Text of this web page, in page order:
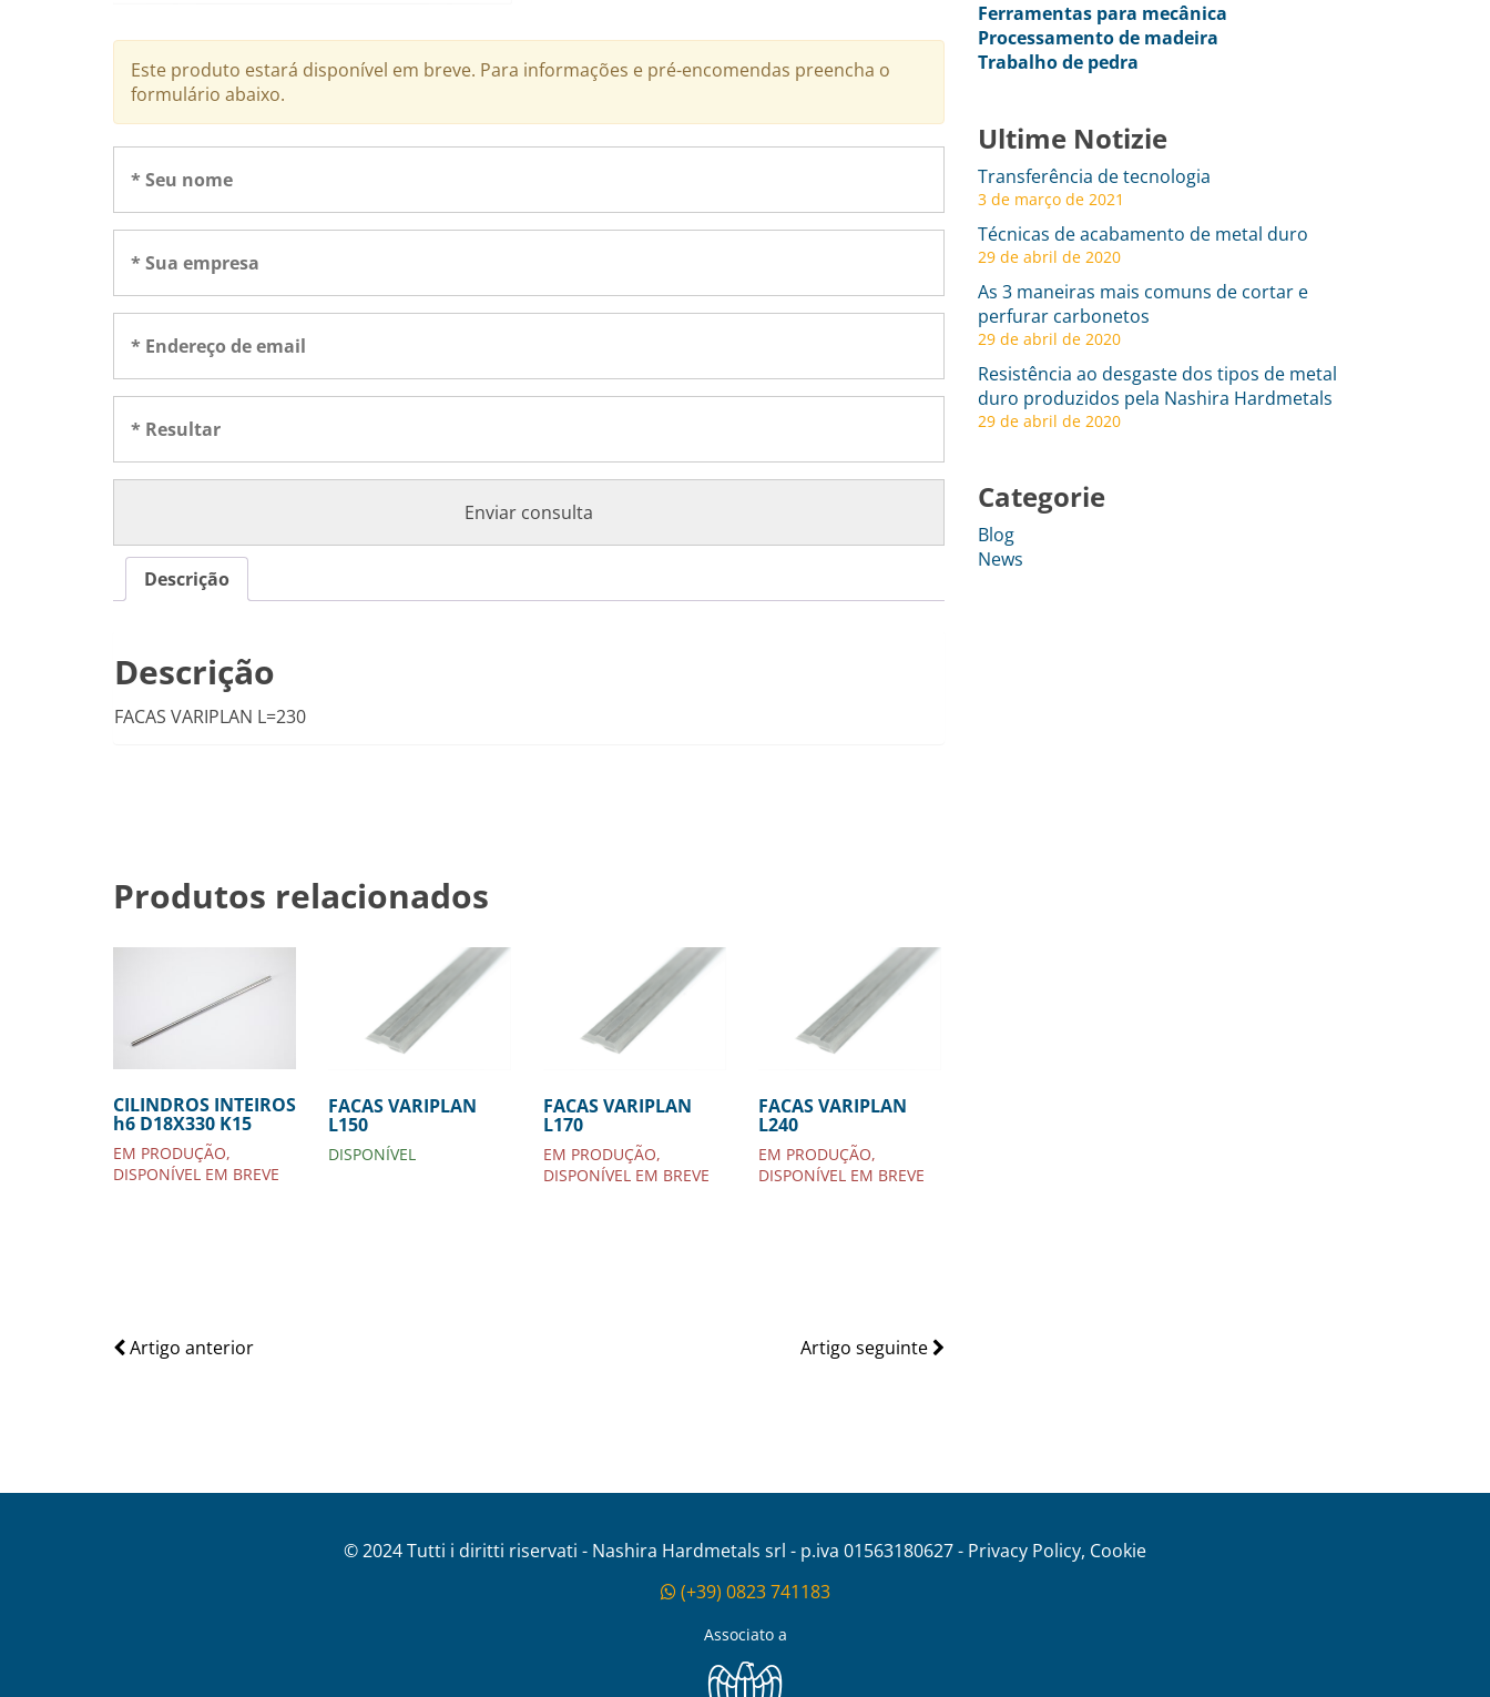
Este produto estará disponível em breve. Para informações e pré-encomendas preencha o
formulário abaixo.
Descrição
Descrição
FACAS VARIPLAN L=230
Produtos relacionados
CILINDROS INTEIROS
h6 D18X330 K15
EM PRODUÇÃO,
DISPONÍVEL EM BREVE
FACAS VARIPLAN
L150
DISPONÍVEL
FACAS VARIPLAN
L170
EM PRODUÇÃO,
DISPONÍVEL EM BREVE
FACAS VARIPLAN
L240
EM PRODUÇÃO,
DISPONÍVEL EM BREVE
Artigo anterior Artigo seguinte
Ferramentas para mecânica
Processamento de madeira
Trabalho de pedra
Ultime Notizie
Transferência de tecnologia
3 de março de 2021
Técnicas de acabamento de metal duro
29 de abril de 2020
As 3 maneiras mais comuns de cortar e
perfurar carbonetos
29 de abril de 2020
Resistência ao desgaste dos tipos de metal
duro produzidos pela Nashira Hardmetals
29 de abril de 2020
Categorie
Blog
News
© 2024 Tutti i diritti riservati - Nashira Hardmetals srl - p.iva 01563180627 - Privacy Policy, Cookie
(+39) 0823 741183
Associato a